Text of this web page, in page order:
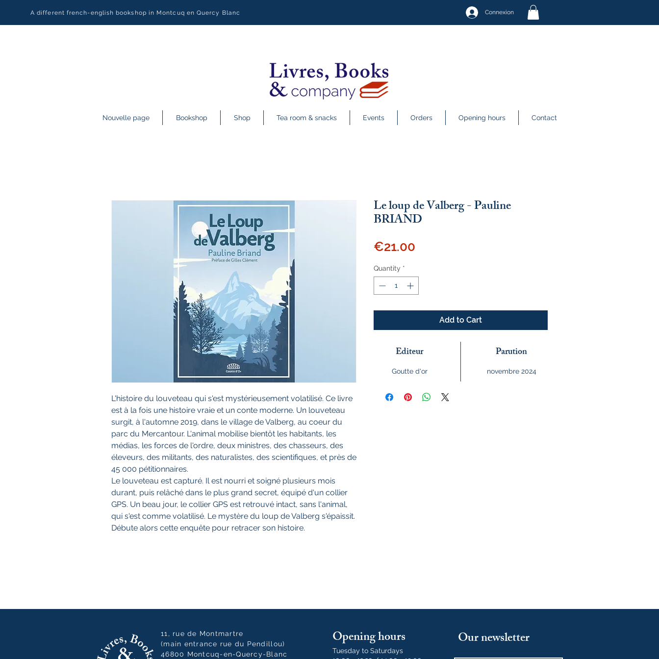
A different french-english bookshop in Montcuq en Quercy Blanc Connexion
Nouvelle page Bookshop Shop Tea room & snacks Events Orders Opening hours Contact
L'histoire du louveteau qui s'est mystérieusement volatilisé. Ce livre
est à la fois une histoire vraie et un conte moderne. Un louveteau
surgit, à l'automne 2019, dans le village de Valberg, au coeur du
parc du Mercantour. L'animal mobilise bientôt les habitants, les
médias, les forces de l'ordre, deux ministres, des chasseurs, des
éleveurs, des militants, des naturalistes, des scientifiques, et près de
45 000 pétitionnaires.
Le louveteau est capturé. Il est nourri et soigné plusieurs mois
durant, puis relâché dans le plus grand secret, équipé d'un collier
GPS. Un beau jour, le collier GPS est retrouvé intact, sans l'animal,
qui s'est comme volatilisé. Le mystère du loup de Valberg s'épaissit.
Débute alors cette enquête pour retracer son histoire.
Le loup de Valberg - Pauline
BRIAND
€21.00
Quantity *
Add to Cart
Editeur
Goutte d'or
Parution
novembre 2024
11, rue de Montmartre
(main entrance rue du Pendillou)
46800 Montcuq-en-Quercy-Blanc
Opening hours
Tuesday to Saturdays
Our newsletter